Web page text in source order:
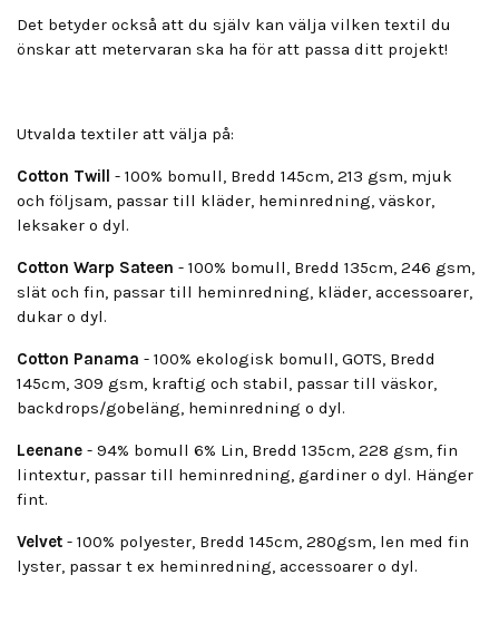
Det betyder också att du själv kan välja vilken textil du
önskar att metervaran ska ha för att passa ditt projekt!
Utvalda textiler att välja på:
Cotton Twill - 100% bomull, Bredd 145cm, 213 gsm, mjuk
och följsam, passar till kläder, heminredning, väskor,
leksaker o dyl.
Cotton Warp Sateen - 100% bomull, Bredd 135cm, 246 gsm,
slät och fin, passar till heminredning, kläder, accessoarer,
dukar o dyl.
Cotton Panama - 100% ekologisk bomull, GOTS, Bredd
145cm, 309 gsm, kraftig och stabil, passar till väskor,
backdrops/gobeläng, heminredning o dyl.
Leenane - 94% bomull 6% Lin, Bredd 135cm, 228 gsm, fin
lintextur, passar till heminredning, gardiner o dyl. Hänger
fint.
Velvet - 100% polyester, Bredd 145cm, 280gsm, len med fin
lyster, passar t ex heminredning, accessoarer o dyl.